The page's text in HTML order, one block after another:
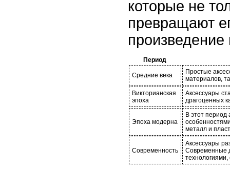
которые не
превращают
произведение
Период
Средние века
Простые
материалов,
Викторианская
эпоха
Аксессуары
драгоценных
Эпоха модерна
В этот
металл и
Современность
Аксессуары
Современные